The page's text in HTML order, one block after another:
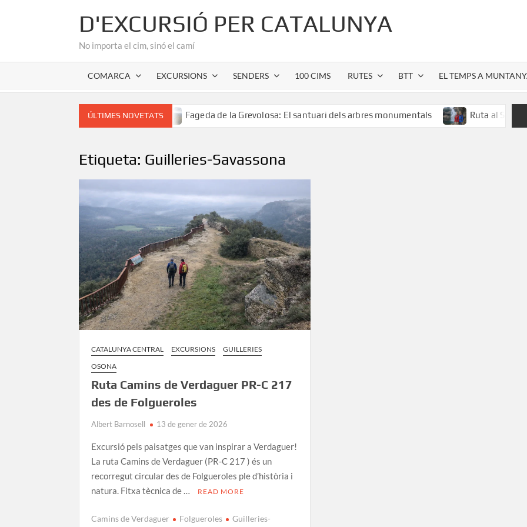
D'EXCURSIÓ PER CATALUNYA
No importa el cim, sinó el camí
COMARCA EXCURSIONS SENDERS 100 CIMS RUTES BTT EL TEMPS A
ÚLTIMES NOVETATS
romànic de l’Alta Garrotxa Fageda de la Grevolosa: El santuari dels arbres monumentals Ruta al Salt de
Etiqueta: Guilleries-Savassona
CATALUNYA CENTRAL EXCURSIONS
GUILLERIES
OSONA
Ruta Camins de Verdaguer PR-C 217
des de Folgueroles
Albert Barnosell 13 de gener de 2026
Excursió pels paisatges que van inspirar a Verdaguer!
La ruta Camins de Verdaguer (PR-C 217 ) és un
recorregut circular des de Folgueroles ple d’història i
natura. Fitxa tècnica de …
READ MORE
Camins de Verdaguer Folgueroles
Guilleries-